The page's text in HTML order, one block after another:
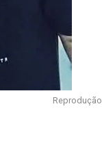
Reprodução